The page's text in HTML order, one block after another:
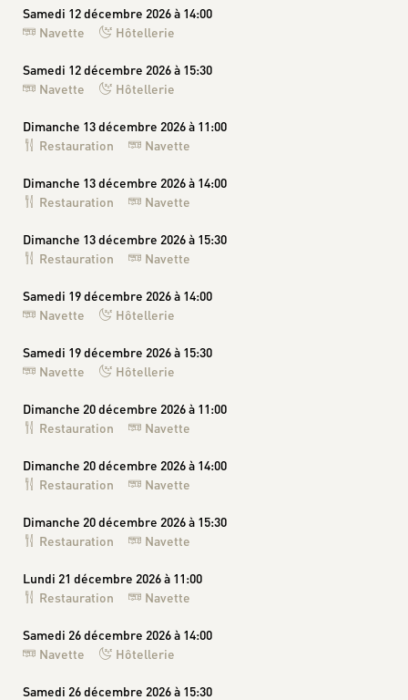
Samedi 12 décembre 2026 à 14:00
Navette
Hôtellerie
Samedi 12 décembre 2026 à 15:30
Navette
Hôtellerie
Dimanche 13 décembre 2026 à 11:00
Restauration
Navette
Dimanche 13 décembre 2026 à 14:00
Restauration
Navette
Dimanche 13 décembre 2026 à 15:30
Restauration
Navette
Samedi 19 décembre 2026 à 14:00
Navette
Hôtellerie
Samedi 19 décembre 2026 à 15:30
Navette
Hôtellerie
Dimanche 20 décembre 2026 à 11:00
Restauration
Navette
Dimanche 20 décembre 2026 à 14:00
Restauration
Navette
Dimanche 20 décembre 2026 à 15:30
Restauration
Navette
Lundi 21 décembre 2026 à 11:00
Restauration
Navette
Samedi 26 décembre 2026 à 14:00
Navette
Hôtellerie
Samedi 26 décembre 2026 à 15:30